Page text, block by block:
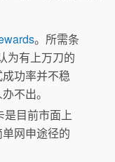
。所需条
为有上万刀的
功率并不稳
不出。
是目前市面上
网申途径的